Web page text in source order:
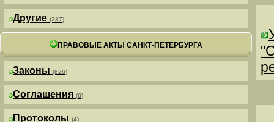
Другие (237)
ПРАВОВЫЕ АКТЫ САНКТ-ПЕТЕРБУРГА
Законы (826)
Соглашения (6)
Протоколы (4)